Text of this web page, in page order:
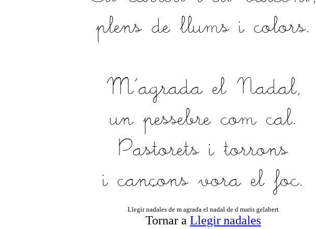
plens de llums i colors.
M'agrada el Nadal,
un pessebre com cal.
Pastorets i torrons
i cançons vora el foc.
Llegir nadales de m agrada el nadal de d maris gelabert
Tornar a Llegir nadales